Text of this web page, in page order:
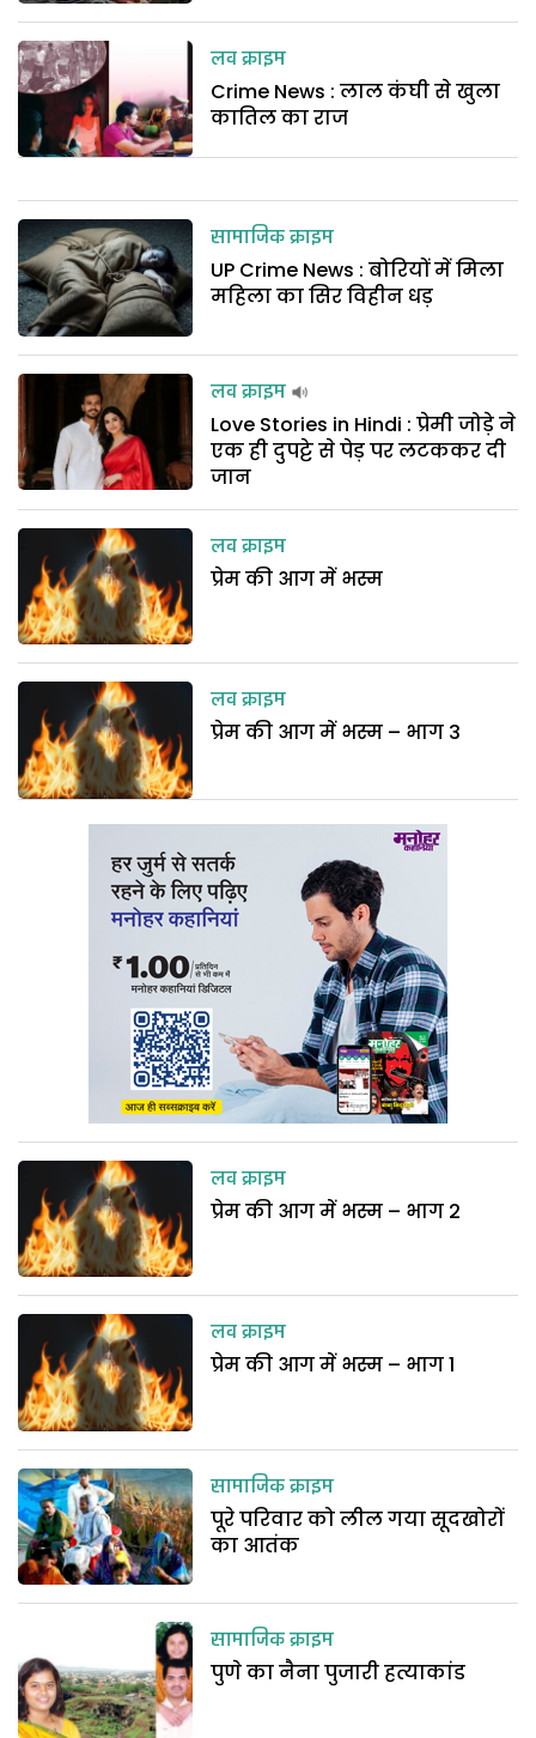
लव क्राइम
Crime News : लाल कंघी से खुला
कातिल का राज
सामाजिक क्राइम
UP Crime News : बोरियों में मिला
महिला का सिर विहीन धड़
लव क्राइम
Love Stories in Hindi : प्रेमी जोड़े ने
एक ही दुपट्टे से पेड़ पर लटककर दी
जान
लव क्राइम
प्रेम की आग में भस्म
लव क्राइम
प्रेम की आग में भस्म – भाग 3
लव क्राइम
प्रेम की आग में भस्म – भाग 2
लव क्राइम
प्रेम की आग में भस्म – भाग 1
सामाजिक क्राइम
पूरे परिवार को लील गया सूदखोरों
का आतंक
सामाजिक क्राइम
पुणे का नैना पुजारी हत्याकांड